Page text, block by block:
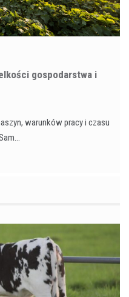
gospodarstwa i
warunków pracy i czasu